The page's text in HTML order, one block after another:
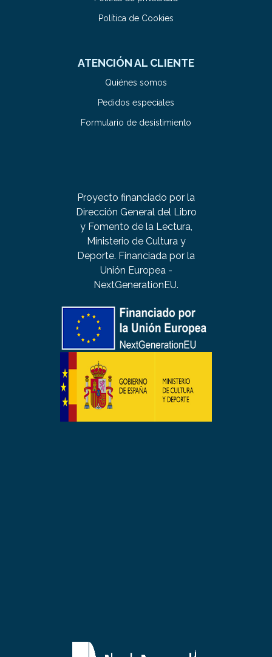
Política de Cookies
ATENCIÓN AL CLIENTE
Quiénes somos
Pedidos especiales
Formulario de desistimiento
Proyecto financiado por la
Dirección General del Libro
y Fomento de la Lectura,
Ministerio de Cultura y
Deporte. Financiada por la
Unión Europea -
NextGenerationEU.